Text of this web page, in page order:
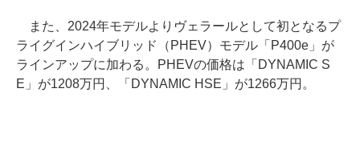
また、2024年モデルよりヴェラールとして初となるプ
ライグインハイブリッド（PHEV）モデル「P400e」が
ラインアップに加わる。PHEVの価格は「DYNAMIC S
E」が1208万円、「DYNAMIC HSE」が1266万円。